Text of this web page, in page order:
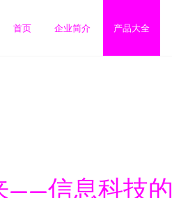
首页 企业简介 产品大全
——信息科技的